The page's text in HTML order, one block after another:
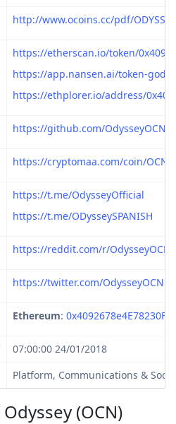
http://www.ocoins.cc/pdf/
https://etherscan.io/token/
https://app.nansen.ai/token-god-
https://ethplorer.io/address/
https://github.com/OdysseyOCN
https://cryptomaa.com/coin/OCN/
https://t.me/OdysseyOfficial
https://t.me/ODysseySPANISH
https://reddit.com/r/OdysseyOCN
https://twitter.com/OdysseyOCN
Ethereum:
07:00:00 24/01/2018
Platform, Communications &
(OCN)